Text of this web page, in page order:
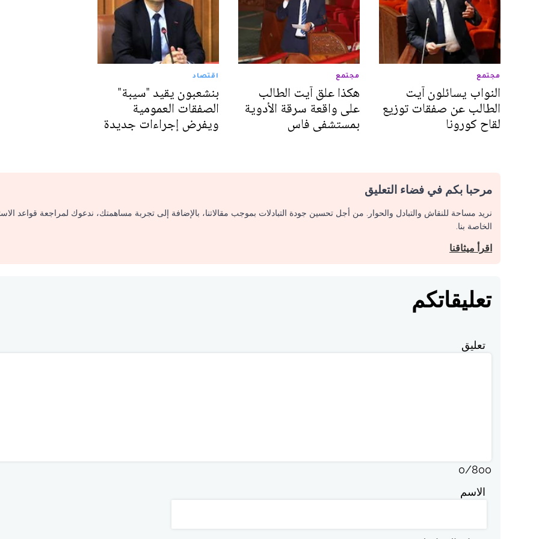
مجتمع
النواب يسائلون آيت
الطالب عن صفقات توزيع
لقاح كورونا
مجتمع
هكذا علق آيت الطالب
على واقعة سرقة الأدوية
بمستشفى فاس
اقتصاد
بنشعبون يقيد "سيبة"
الصفقات العمومية
ويفرض إجراءات جديدة
مرحبا بكم في فضاء التعليق
نريد مساحة للنقاش والتبادل والحوار. من أجل تحسين جودة التبادلات بموجب مقالاتنا، بالإضافة إلى تجربة مساهمتك، ندعوك لمراجعة قواعد
الخاصة بنا.
اقرأ ميثاقنا
تعليقاتكم
تعليق
0/800
الاسم